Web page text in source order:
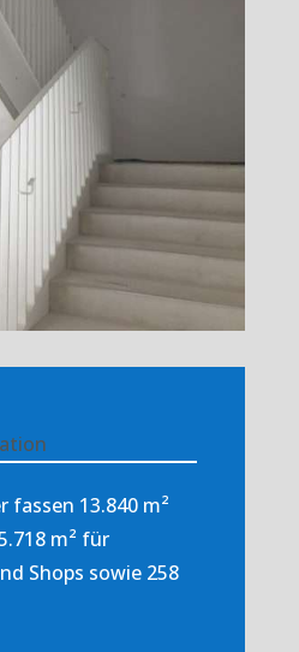
fassen 13.840 m²
m² für
Shops sowie 258